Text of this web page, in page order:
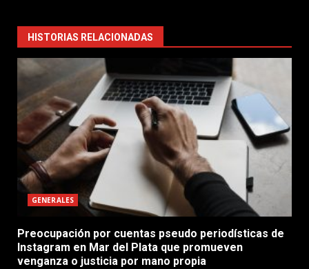
HISTORIAS RELACIONADAS
GENERALES
Preocupación por cuentas pseudo periodísticas de
Instagram en Mar del Plata que promueven
venganza o justicia por mano propia